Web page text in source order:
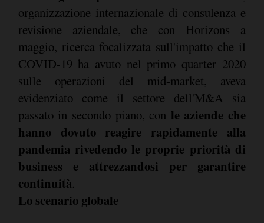
organizzazione internazionale di consulenza e
revisione aziendale, che con Horizons a
maggio, ricerca focalizzata sull'impatto che il
COVID-19 ha avuto nel primo quarter 2020
sulle operazioni del mid-market, aveva
evidenziato come il settore dell'M&A sia
passato in secondo piano, con le aziende che
hanno dovuto reagire rapidamente alla
pandemia rivedendo le proprie priorità di
business e attrezzandosi per garantire
continuità.
Lo scenario globale